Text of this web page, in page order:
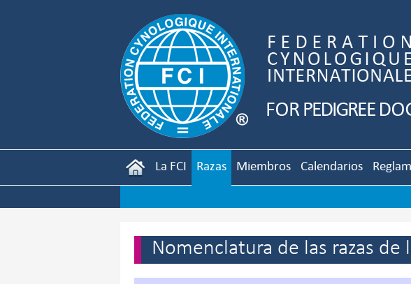
La FCI Razas Miembros Calendarios
Nomenclatura de las razas de